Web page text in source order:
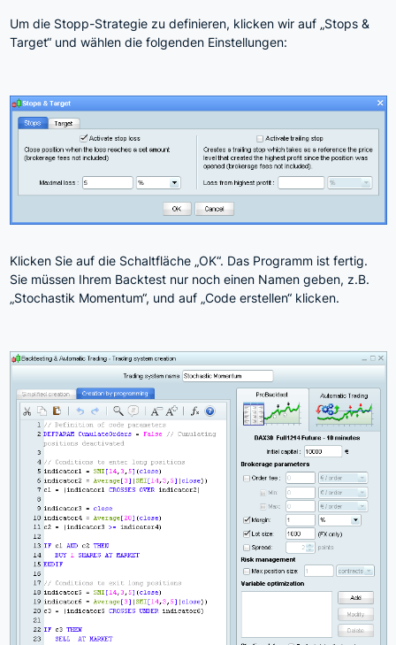
Um die Stopp-Strategie zu definieren, klicken wir auf „Stops &
Target“ und wählen die folgenden Einstellungen:
Klicken Sie auf die Schaltfläche „OK“. Das Programm ist fertig.
Sie müssen Ihrem Backtest nur noch einen Namen geben, z.B.
„Stochastik Momentum“, und auf „Code erstellen“ klicken.